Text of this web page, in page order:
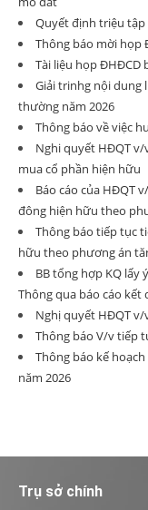
Quyết định triệu
Thông báo mời họp
Tài liệu họp ĐHĐCD
Giải trinhg nội dung
thường năm 2026
Thông báo về việc
Nghi quyết HĐQT
mua cổ phần hiện hữu
Báo cáo của HĐQT
đông hiện hữu theo
Thông báo tiếp tục
hữu theo phương án
BB tổng hợp KQ lấy
Thông qua báo cáo kết
Nghị quyết HĐQT v/
Thông báo V/v tiếp
Thông báo kế
năm 2026
Trụ sở chính